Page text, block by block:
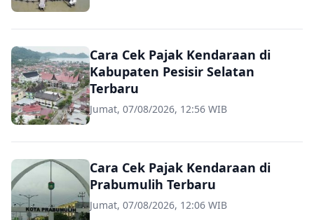
Cara Cek Pajak Kendaraan di
Kabupaten Pesisir Selatan
Terbaru
Jumat, 07/08/2026, 12:56 WIB
Cara Cek Pajak Kendaraan di
Prabumulih Terbaru
Jumat, 07/08/2026, 12:06 WIB